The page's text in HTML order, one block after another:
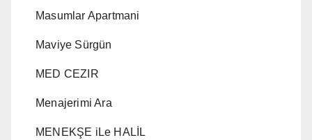
Masumlar Apartmani
Maviye Sürgün
MED CEZIR
Menajerimi Ara
MENEKŞE iLe HALİL